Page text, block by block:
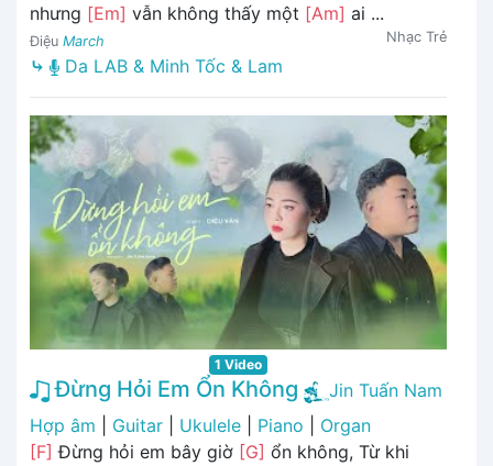
nhưng [Em] vẫn không thấy một [Am] ai ...
Điệu March Nhạc Trẻ
⤷ Da LAB & Minh Tốc & Lam
1 Video
Đừng Hỏi Em Ổn Không
Jin Tuấn Nam
Hợp âm
Guitar Ukulele Piano
Organ
[F] Đừng hỏi em bây giờ [G] ổn không, Từ khi